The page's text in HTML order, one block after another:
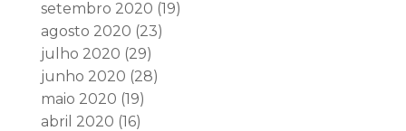
setembro 2020 (19)
agosto 2020 (23)
julho 2020 (29)
junho 2020 (28)
maio 2020 (19)
abril 2020 (16)